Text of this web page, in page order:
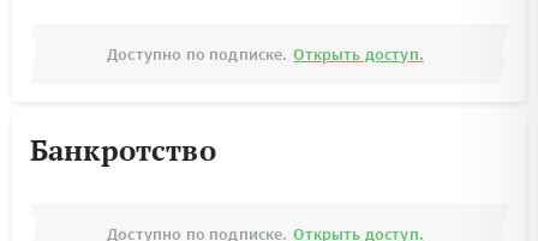
Доступно по подписке. Открыть доступ.
Банкротство
Доступно по подписке. Открыть доступ.